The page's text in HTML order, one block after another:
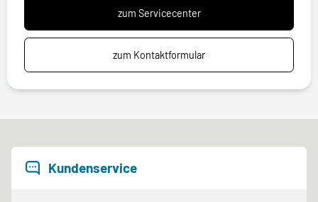
zum Servicecenter
zum Kontaktformular
Kundenservice